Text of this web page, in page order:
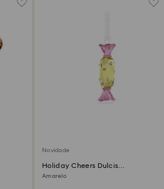
Novidade
Holiday Cheers Dulcis
Decoração Rebuçado
Amarelo